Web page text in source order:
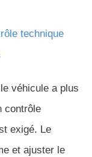
technique
véhicule a plus
contrôle
exigé. Le
et ajuster le